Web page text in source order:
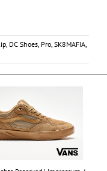
DC Shoes Pro SK8MAFIA